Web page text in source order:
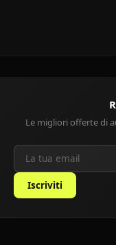
Le migliori offerte di
Iscriviti